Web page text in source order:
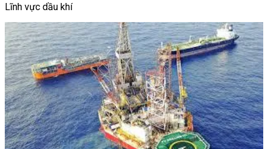
Lĩnh vực dầu khí